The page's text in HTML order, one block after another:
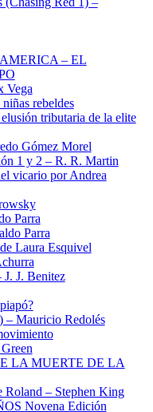
– EL
Vega
rebeldes
tributaria de la elite
Gómez Morel
1 y 2 – R. R. Martin
vicario por Andrea
Parra
Parra
Laura Esquivel
J. J. Benitez
– Mauricio Redolés
LA MUERTE DE LA
Roland – Stephen King
Novena Edición